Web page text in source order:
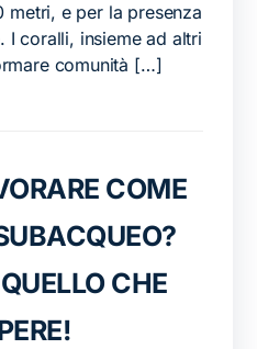
e per la presenza
coralli, insieme ad altri
comunità […]
COME
CHE